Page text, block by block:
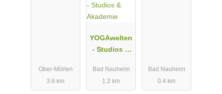
Ober-Mörlen
3.6 km
YOGAwelten
- Studios &
Bad Nauheim
1.2 km
Bad Nauheim
0.4 km